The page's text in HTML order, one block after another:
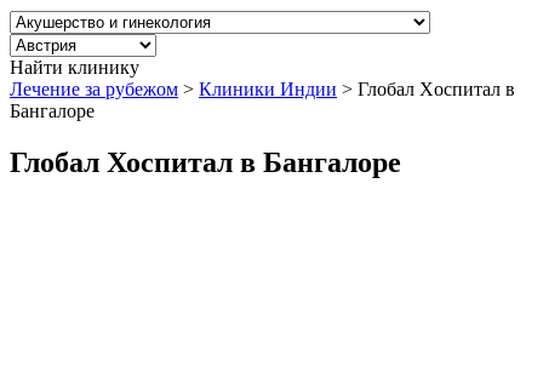
Найти клинику
Лечение за рубежом > Клиники Индии > Глобал Хоспитал в
Бангалоре
Глобал Хоспитал в Бангалоре